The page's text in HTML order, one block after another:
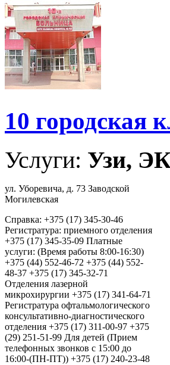
10 городская
Услуги: Узи,
ул. Уборевича, д. 73 Заводской
Могилевская
Справка: +375 (17) 345-30-46
Регистратура: приемного отделения
+375 (17) 345-35-09 Платные
услуги: (Время работы 8:00-16:30)
+375 (44) 552-46-72 +375 (44) 552-
48-37 +375 (17) 345-32-71
Отделения лазерной
микрохирургии +375 (17) 341-64-71
Регистратура офтальмологического
консультативно-диагностического
отделения +375 (17) 311-00-97 +375
(29) 251-51-99 Для детей (Прием
телефонных звонков с 15:00 до
16:00-(ПН-ПТ)) +375 (17) 240-23-48